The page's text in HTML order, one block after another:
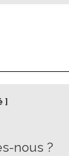
nous ?